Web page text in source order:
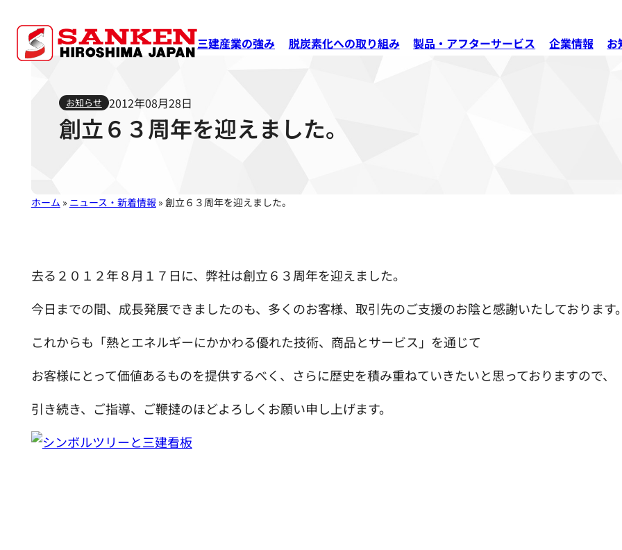
三建産業の強み 脱炭素化への取り組み 製品・アフターサービス 企業情報 お
お知らせ 2012年08月28日
創立６３周年を迎えました。
ホーム » ニュース・新着情報 » 創立６３周年を迎えました。
去る２０１２年８月１７日に、弊社は創立６３周年を迎えました。
今日までの間、成長発展できましたのも、多くのお客様、取引先のご支援のお陰と感謝いたしております。
これからも「熱とエネルギーにかかわる優れた技術、商品とサービス」を通じて
お客様にとって価値あるものを提供するべく、さらに歴史を積み重ねていきたいと思っておりますので、
引き続き、ご指導、ご鞭撻のほどよろしくお願い申し上げます。